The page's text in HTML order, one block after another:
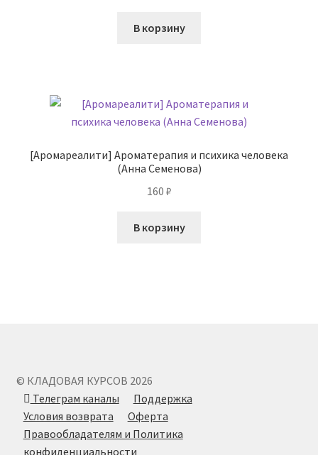
В корзину
[Аромареалити] Ароматерапия и психика человека
(Анна Семенова)
160 ₽
В корзину
© КЛАДОВАЯ КУРСОВ 2026
Телеграм каналы
Поддержка
Условия возврата
Оферта
Правообладателям и Политика
конфиденциальности